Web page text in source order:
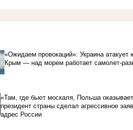
«Ожидаем провокаций»: Украина атакует
Крым — над морем работает самолет-
«Там, где бьют москаля, Польша
президент страны сделал агрессивное
адрес России